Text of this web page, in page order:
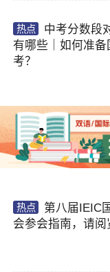
热点
中考分数段
有哪些｜如何准
考？
热点
第八届IEIC
会参会指南，请阅
已阅
为了更好
学、背提
政策》